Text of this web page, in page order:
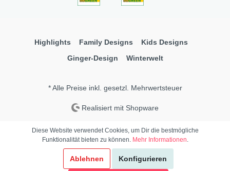
Highlights Family Designs
Kids Designs
Ginger-Design
Winterwelt
* Alle Preise inkl. gesetzl. Mehrwertsteuer
Realisiert mit Shopware
Diese Website verwendet Cookies, um Dir die bestmögliche
Funktionalität bieten zu können. Mehr Informationen.
Ablehnen Konfigurieren